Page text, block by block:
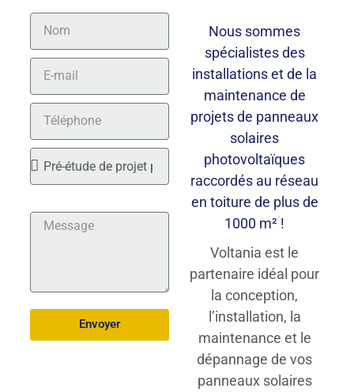
Envoyer
Nous sommes
spécialistes des
installations et de la
maintenance de
projets de panneaux
solaires
photovoltaïques
raccordés au réseau
en toiture de plus de
1000 m² !
Voltania est le
partenaire idéal pour
la conception,
l’installation, la
maintenance et le
dépannage de vos
panneaux solaires